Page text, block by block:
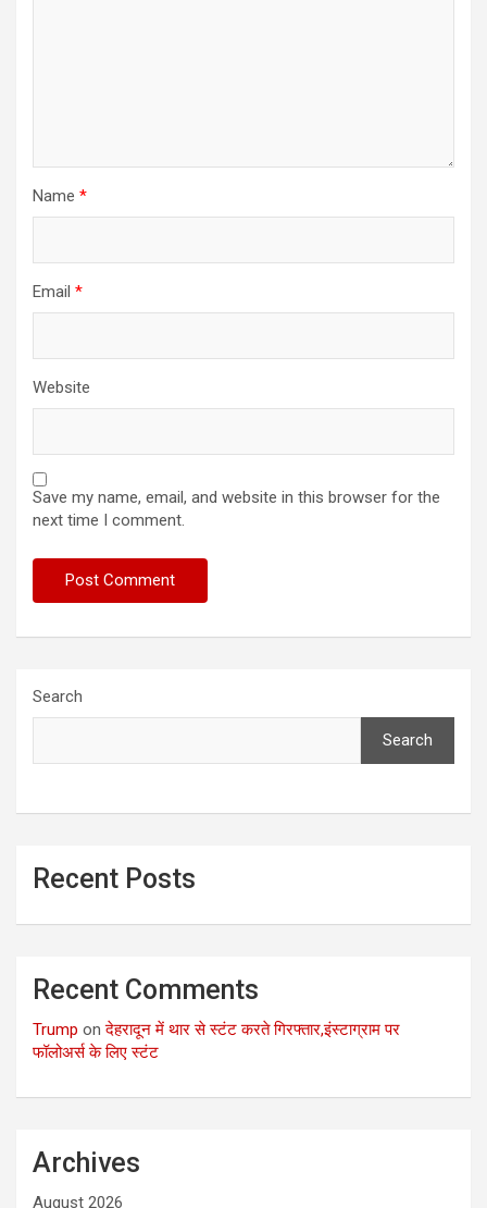
Name *
Email *
Website
Save my name, email, and website in this browser for the
next time I comment.
Search
Search
Recent Posts
Recent Comments
Trump onदेहरादून में थार से स्टंट करते गिरफ्तार,इंस्टाग्राम पर
फॉलोअर्स के लिए स्टंट
Archives
August 2026